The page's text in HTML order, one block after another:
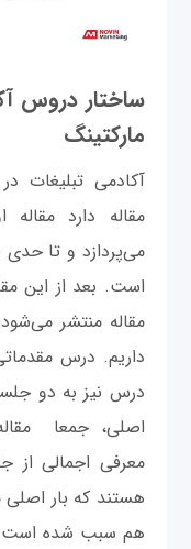
ساختار دروس
مارکتینگ
مقاله دارد
می‌پردازد و تا حدی
است. بعد از این
مقاله منتشر
داریم. درس
درس نیز به دو
اصلی، جمعا
معرفی اجمالی از
هستند که بار